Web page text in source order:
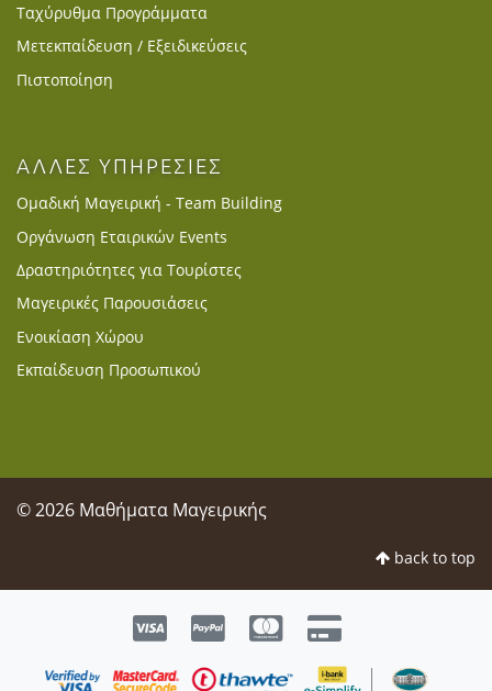
Ταχύρυθμα Προγράμματα
Μετεκπαίδευση / Εξειδικεύσεις
Πιστοποίηση
ΑΛΛΕΣ ΥΠΗΡΕΣΙΕΣ
Ομαδική Μαγειρική - Team Building
Οργάνωση Εταιρικών Events
Δραστηριότητες για Τουρίστες
Μαγειρικές Παρουσιάσεις
Ενοικίαση Χώρου
Εκπαίδευση Προσωπικού
© 2026 Μαθήματα Μαγειρικής
back to top